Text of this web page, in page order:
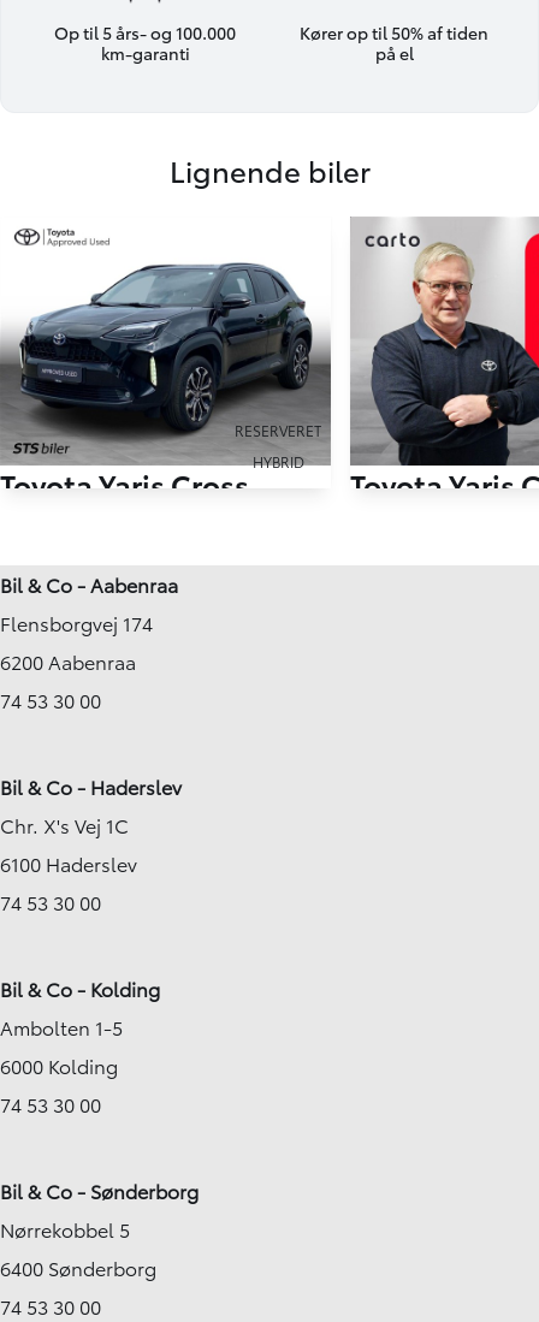
Op til 5 års- og 100.000
km-garanti
Kører op til 50% af tiden
på el
Lignende biler
RESERVERET
HYBRID
Toyota Yaris Cross
2023
Hybrid (Benzin / El)
KONTANT
FINANSIERING
Toyota Yaris
Bil & Co - Aabenraa
Flensborgvej 174
6200 Aabenraa
74 53 30 00
Bil & Co - Haderslev
Chr. X's Vej 1C
6100 Haderslev
74 53 30 00
Bil & Co - Kolding
Ambolten 1-5
6000 Kolding
74 53 30 00
Bil & Co - Sønderborg
Nørrekobbel 5
6400 Sønderborg
74 53 30 00